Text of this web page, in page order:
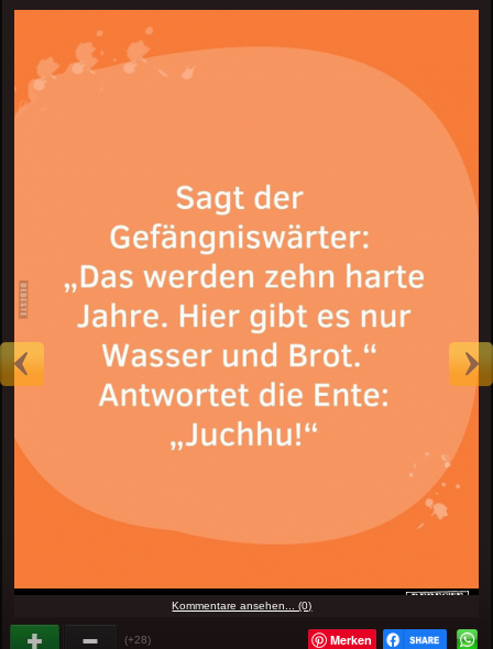
Kommentare ansehen... (0)
(+28) Merken